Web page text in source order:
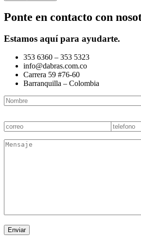
Ponte en contacto con
Estamos aquí para ayudarte.
353 6360 – 353 5323
info@dabras.com.co
Carrera 59 #76-60
Barranquilla – Colombia